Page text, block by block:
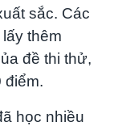
sắc. Các
thêm
đề thi thử,
điểm.
học nhiều